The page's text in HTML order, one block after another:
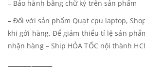
– Bảo hành bằng chữ ký trên sản phẩm
– Đối với sản phẩm Quạt cpu laptop,
khi gởi hàng. Để giảm thiểu tỉ lệ sản
nhận hàng – Ship HỎA TỐC nội thành